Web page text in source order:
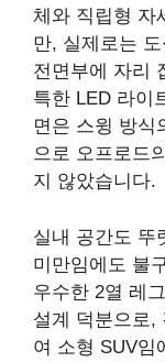
체와 직립형 자
만, 실제로는
전면부에 자리
특한 LED 라이
면은 스윙 방식
으로 오프로드
지 않았습니다.
실내 공간도 뚜
미만임에도 불
우수한 2열 레
설계 덕분으로,
여 소형 SUV임